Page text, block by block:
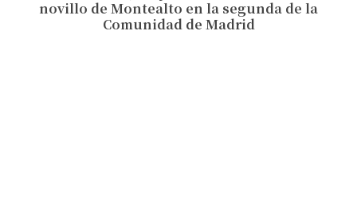
novillo de Montealto en la segunda de la
Comunidad de Madrid